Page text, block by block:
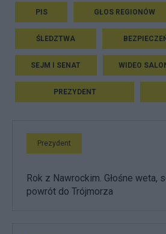
PIS GŁOS REGIONÓW
ŚLEDZTWA
SEJM I SENAT WIDEO
PREZYDENT
Prezydent
Rok z Nawrockim. Głośne weta,
powrót do Trójmorza